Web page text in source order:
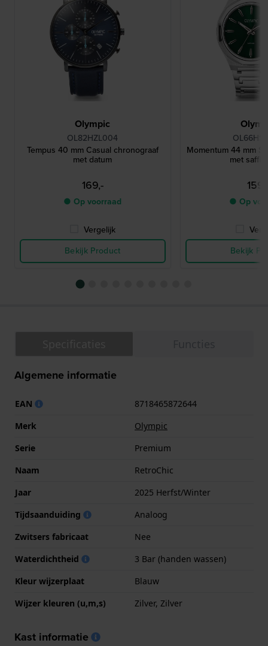
Olympic
OL82HZL004
Tempus 40 mm Casual chronograaf
met datum
169,-
● Op voorraad
Vergelijk
Bekijk Product
Momentum 44 mm
met
● Op
Bekijk
Algemene informatie
EAN
8718465872644
Merk
Olympic
Serie
Premium
Naam
RetroChic
Jaar
2025 Herfst/Winter
Tijdsaanduiding
Analoog
Zwitsers fabricaat
Nee
Waterdichtheid
3 Bar (handen wassen)
Kleur wijzerplaat
Blauw
Wijzer kleuren (u,m,s)
Zilver, Zilver
Kast informatie